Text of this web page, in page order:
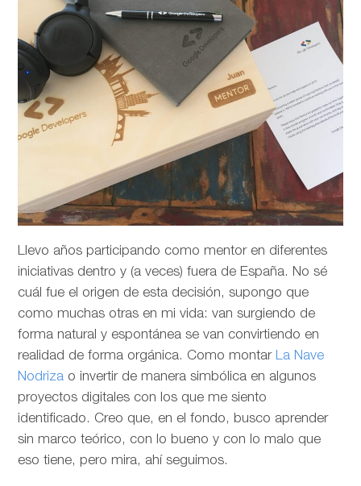
Llevo años participando como mentor en diferentes
iniciativas dentro y (a veces) fuera de España. No sé
cuál fue el origen de esta decisión, supongo que
como muchas otras en mi vida: van surgiendo de
forma natural y espontánea se van convirtiendo en
realidad de forma orgánica. Como montar La Nave
Nodriza o invertir de manera simbólica en algunos
proyectos digitales con los que me siento
identificado. Creo que, en el fondo, busco aprender
sin marco teórico, con lo bueno y con lo malo que
eso tiene, pero mira, ahí seguimos.